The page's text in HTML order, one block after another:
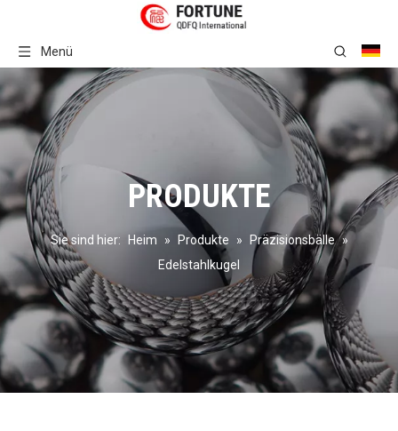
Menü
PRODUKTE
Sie sind hier: Heim » Produkte » Präzisionsbälle »
Edelstahlkugel